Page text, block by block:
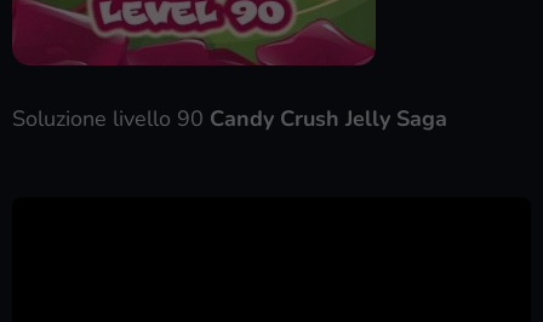
Soluzione livello 90 Candy Crush Jelly Saga